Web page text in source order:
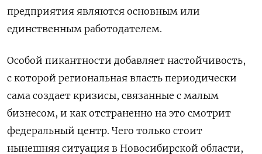
предприятия являются основным или
единственным работодателем.
Особой пикантности добавляет настойчивость,
с которой региональная власть периодически
сама создает кризисы, связанные с малым
бизнесом, и как отстраненно на это смотрит
федеральный центр. Чего только стоит
нынешняя ситуация в Новосибирской области,